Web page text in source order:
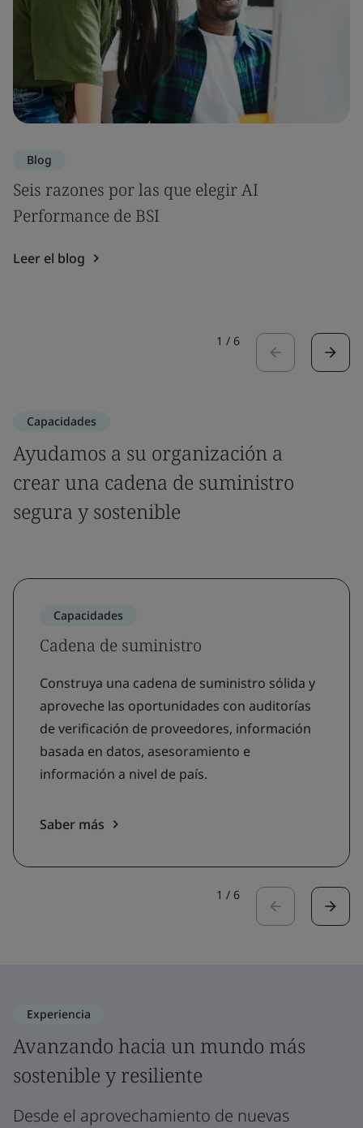
Blog
Seis razones por las que elegir AI
Performance de BSI
Leer el blog
1 / 6
Capacidades
Ayudamos a su organización a
crear una cadena de suministro
segura y sostenible
Capacidades
Cadena de suministro
Construya una cadena de suministro sólida y
aproveche las oportunidades con auditorías
de verificación de proveedores, información
basada en datos, asesoramiento e
información a nivel de país.
Saber más
1 / 6
Experiencia
Avanzando hacia un mundo más
sostenible y resiliente
Desde el aprovechamiento de nuevas